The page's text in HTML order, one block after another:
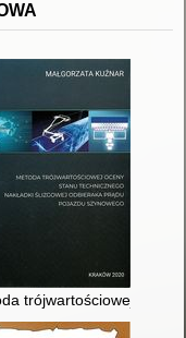
działania, sterowanie,
trójwartościowej